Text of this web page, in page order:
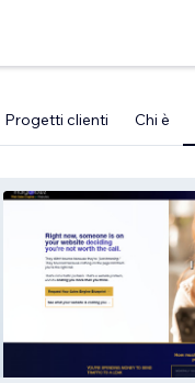
Progetti clienti Chi è
Indigoflowz